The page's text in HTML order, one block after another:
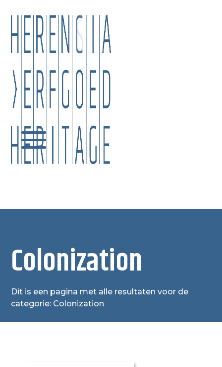
Colonization
Dit is een pagina met alle resultaten voor de
categorie: Colonization